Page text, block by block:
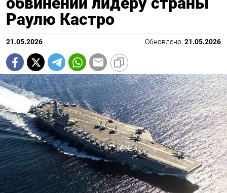
Раулю Кастро
21.05.2026 Обновлено: 21.05.2026